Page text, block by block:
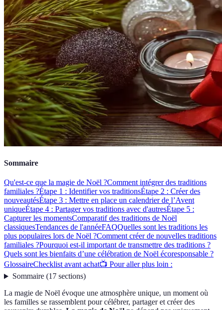
Sommaire
Qu'est-ce que la magie de Noël ?Comment intégrer des traditions
familiales ?Étape 1 : Identifier vos traditionsÉtape 2 : Créer des
nouveautésÉtape 3 : Mettre en place un calendrier de l’Avent
uniqueÉtape 4 : Partager vos traditions avec d'autresÉtape 5 :
Capturer les momentsComparatif des traditions de Noël
classiquesTendances de l'annéeFAQQuelles sont les traditions les
plus populaires lors de Noël ?Comment créer de nouvelles traditions
familiales ?Pourquoi est-il important de transmettre des traditions ?
Quels sont les bienfaits d’une célébration de Noël écoresponsable ?
GlossaireChecklist avant achat📺 Pour aller plus loin :
Sommaire(17 sections)
La magie de Noël évoque une atmosphère unique, un moment où
les familles se rassemblent pour célébrer, partager et créer des